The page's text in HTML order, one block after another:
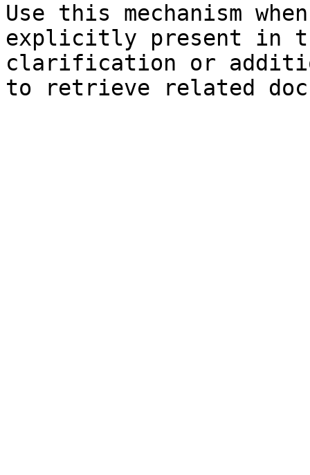
Use this mechanism
explicitly present in
clarification or